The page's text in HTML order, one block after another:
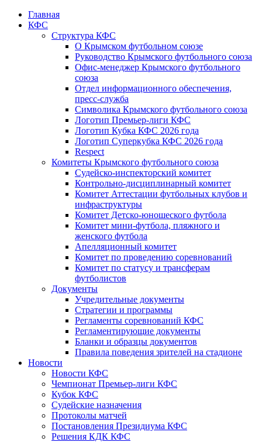
Главная
КФС
Структура КФС
О Крымском футбольном союзе
Руководство Крымского футбольного союза
Офис-менеджер Крымского футбольного
союза
Отдел информационного обеспечения,
пресс-служба
Символика Крымского футбольного союза
Логотип Премьер-лиги КФС
Логотип Кубка КФС 2026 года
Логотип Суперкубка КФС 2026 года
Respect
Комитеты Крымского футбольного союза
Судейско-инспекторский комитет
Контрольно-дисциплинарный комитет
Комитет Аттестации футбольных клубов и
инфраструктуры
Комитет Детско-юношеского футбола
Комитет мини-футбола, пляжного и
женского футбола
Апелляционный комитет
Комитет по проведению соревнований
Комитет по статусу и трансферам
футболистов
Документы
Учредительные документы
Стратегии и программы
Регламенты соревнований КФС
Регламентирующие документы
Бланки и образцы документов
Правила поведения зрителей на стадионе
Новости
Новости КФС
Чемпионат Премьер-лиги КФС
Кубок КФС
Судейские назначения
Протоколы матчей
Постановления Президиума КФС
Решения КДК КФС